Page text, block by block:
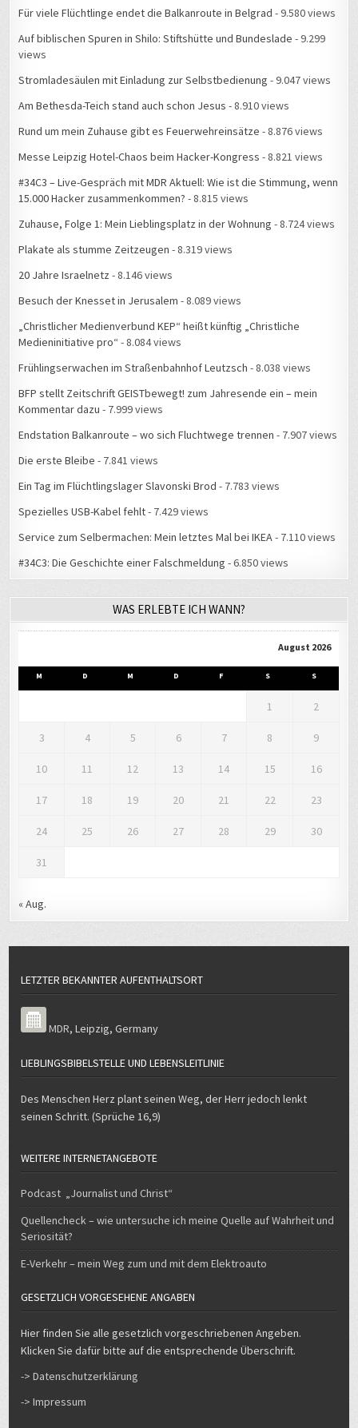
Für viele Flüchtlinge endet die Balkanroute in Belgrad - 9.580 views
Auf biblischen Spuren in Shilo: Stiftshütte und Bundeslade - 9.299
views
Stromladesäulen mit Einladung zur Selbstbedienung - 9.047 views
Am Bethesda-Teich stand auch schon Jesus - 8.910 views
Rund um mein Zuhause gibt es Feuerwehreinsätze - 8.876 views
Messe Leipzig Hotel-Chaos beim Hacker-Kongress - 8.821 views
#34C3 – Live-Gespräch mit MDR Aktuell: Wie ist die Stimmung, wenn
15.000 Hacker zusammenkommen? - 8.815 views
Zuhause, Folge 1: Mein Lieblingsplatz in der Wohnung - 8.724 views
Plakate als stumme Zeitzeugen - 8.319 views
20 Jahre Israelnetz - 8.146 views
Besuch der Knesset in Jerusalem - 8.089 views
„Christlicher Medienverbund KEP“ heißt künftig „Christliche
Medieninitiative pro“ - 8.084 views
Frühlingserwachen im Straßenbahnhof Leutzsch - 8.038 views
BFP stellt Zeitschrift GEISTbewegt! zum Jahresende ein – mein
Kommentar dazu - 7.999 views
Endstation Balkanroute – wo sich Fluchtwege trennen - 7.907 views
Die erste Bleibe - 7.841 views
Ein Tag im Flüchtlingslager Slavonski Brod - 7.783 views
Spezielles USB-Kabel fehlt- 7.429 views
Service zum Selbermachen: Mein letztes Mal bei IKEA - 7.110 views
#34C3: Die Geschichte einer Falschmeldung - 6.850 views
WAS ERLEBTE ICH WANN?
August 2026
M D M D F S S
1 2
3 4 5 6 7 8 9
10 11 12 13 14 15 16
17 18 19 20 21 22 23
24 25 26 27 28 29 30
31
« Aug.
LETZTER BEKANNTER AUFENTHALTSORT
MDR,Leipzig,Germany
LIEBLINGSBIBELSTELLE UND LEBENSLEITLINIE
Des Menschen Herz plant seinen Weg, der Herr jedoch lenkt
seinen Schritt. (Sprüche 16,9)
WEITERE INTERNETANGEBOTE
Podcast „Journalist und Christ“
Quellencheck – wie untersuche ich meine Quelle auf Wahrheit und
Seriosität?
E-Verkehr – mein Weg zum und mit dem Elektroauto
GESETZLICH VORGESEHENE ANGABEN
Hier finden Sie alle gesetzlich vorgeschriebenen Angeben.
Klicken Sie dafür bitte auf die entsprechende Überschrift.
-> Datenschutzerklärung
-> Impressum